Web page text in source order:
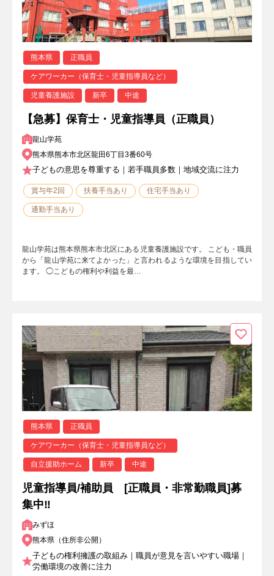
熊本県 正職員
ケアワーカー（保育士・児童指導員など）
児童養護施設 新卒 中途
【急募】保育士・児童指導員（正職員）
龍山学苑
熊本県熊本市北区龍田6丁目3番60号
子どもの意思を尊重する｜若手職員多数｜地域交流に注力
賞与年2回 扶養手当あり 住宅手当あり
通勤手当あり
龍山学苑は熊本県熊本市北区にある児童養護施設です。 こども・職員
から「龍山学苑に来てよかった」と言われるような環境を目指してい
ます。 ◯こどもの権利や利益を最…
熊本県 正職員
ケアワーカー（保育士・児童指導員など）
自立援助ホーム 新卒 中途
児童指導員/補助員 [正職員・非常勤職員]募
集中‼
みずほ
熊本県（住所非公開）
子どもの権利擁護の取組み｜職員が意見を言いやすい職場｜
労働環境の改善に注力